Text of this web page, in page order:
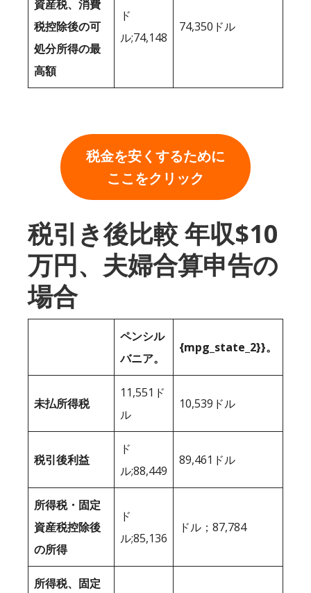
資産税、消費
税控除後の可
処分所得の最
高額
ド
ル;74,148
74,350ドル
税金を安くするために
ここをクリック
税引き後比較 年収$10
万円、夫婦合算申告の
場合
ペンシル
バニア。
{mpg_state_2}}。
未払所得税
11,551ド
ル
10,539ドル
税引後利益
ド
ル;88,449
89,461ドル
所得税・固定
資産税控除後
の所得
ド
ル;85,136
ドル；87,784
所得税、固定